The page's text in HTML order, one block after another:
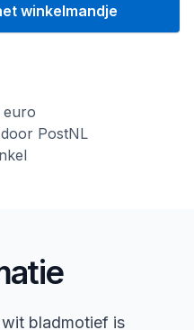
winkelmandje
euro
PostNL
bladmotief is